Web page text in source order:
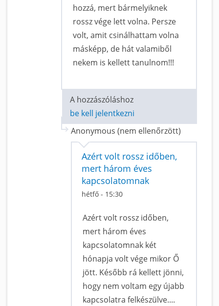
hozzá, mert bármelyiknek
rossz vége lett volna. Persze
volt, amit csinálhattam volna
másképp, de hát valamiből
nekem is kellett tanulnom!!!
A hozzászóláshoz
be kell jelentkezni
Anonymous (nem ellenőrzött)
Azért volt rossz időben,
mert három éves
kapcsolatomnak
hétfő - 15:30
Azért volt rossz időben,
mert három éves
kapcsolatomnak két
hónapja volt vége mikor Ő
jött. Később rá kellett jönni,
hogy nem voltam egy újabb
kapcsolatra felkészülve....